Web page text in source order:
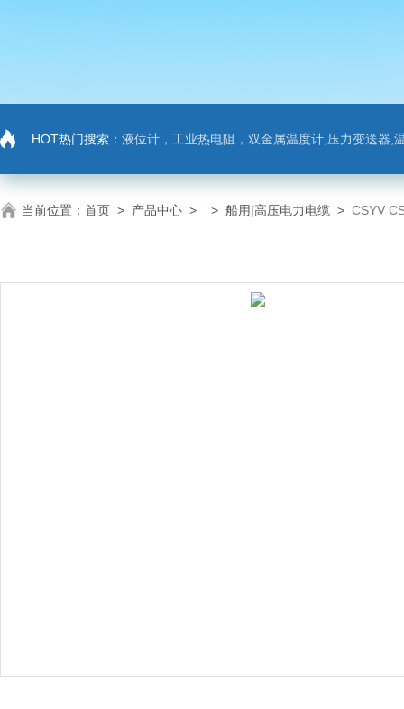
HOT热门搜索： 液位计，工业热电阻，双金属温度计,压力变送器,
当前位置： 首页 > 产品中心 > > 船用|高压电力电缆 > CSYV